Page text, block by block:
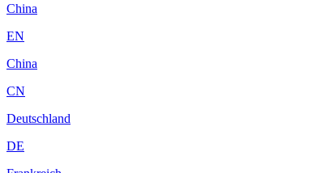
China
EN
China
CN
Deutschland
DE